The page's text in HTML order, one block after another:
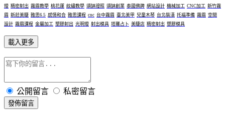
燈 精密射出 霧眉教學 桃花運 紋繡教學 頌缽證照 頌缽創業 泰國佛牌 網站設計 機械加工 CNC加工 新竹霧
眉 新莊美睫 雅思6.5 感情和合 雅思課程 cnc 台中霧眉 臺北美甲 兒童木琴 台北裝潢 托福準備 霧眉 空間
設計 霧眉課程 金屬加工 塑膠射出 光明燈 射出模具 塔羅占卜 美睫店 精密射出 塑膠模具
載入更多
公開留言 私密留言
發佈留言